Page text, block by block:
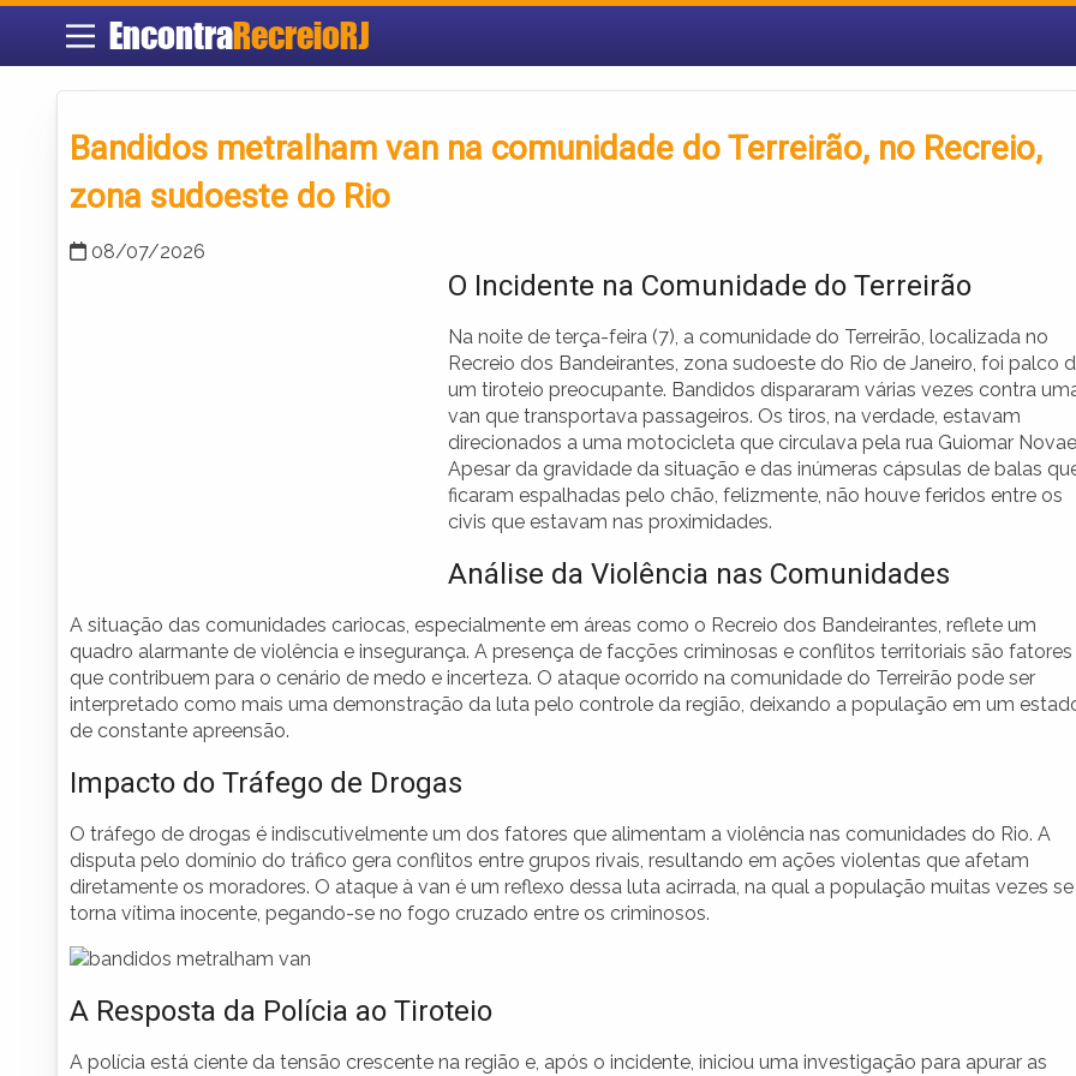
EncontraRecreioRJ
Bandidos metralham van na comunidade do Terreirão, no Recreio,
zona sudoeste do Rio
08/07/2026
O Incidente na Comunidade do Terreirão
Na noite de terça-feira (7), a comunidade do Terreirão, localizada no
Recreio dos Bandeirantes, zona sudoeste do Rio de Janeiro, foi palco
um tiroteio preocupante. Bandidos dispararam várias vezes contra
van que transportava passageiros. Os tiros, na verdade, estavam
direcionados a uma motocicleta que circulava pela rua Guiomar
Apesar da gravidade da situação e das inúmeras cápsulas de balas
ficaram espalhadas pelo chão, felizmente, não houve feridos entre os
civis que estavam nas proximidades.
Análise da Violência nas Comunidades
A situação das comunidades cariocas, especialmente em áreas como o Recreio dos Bandeirantes, reflete um
quadro alarmante de violência e insegurança. A presença de facções criminosas e conflitos territoriais são fatores
que contribuem para o cenário de medo e incerteza. O ataque ocorrido na comunidade do Terreirão pode ser
interpretado como mais uma demonstração da luta pelo controle da região, deixando a população em um
de constante apreensão.
Impacto do Tráfego de Drogas
O tráfego de drogas é indiscutivelmente um dos fatores que alimentam a violência nas comunidades do Rio. A
disputa pelo domínio do tráfico gera conflitos entre grupos rivais, resultando em ações violentas que afetam
diretamente os moradores. O ataque à van é um reflexo dessa luta acirrada, na qual a população muitas vezes se
torna vítima inocente, pegando-se no fogo cruzado entre os criminosos.
A Resposta da Polícia ao Tiroteio
A polícia está ciente da tensão crescente na região e, após o incidente, iniciou uma investigação para apurar as